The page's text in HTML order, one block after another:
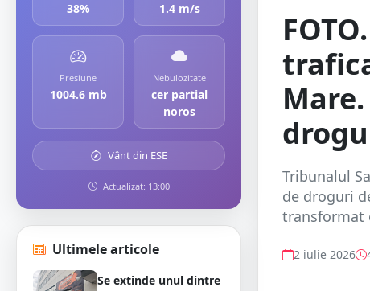
38% 1.4 m/s
Presiune
1004.6 mb
Nebulozitate
cer partial
noros
Vânt din ESE
Actualizat: 13:00
Ultimele articole
Se extinde unul dintre
Tribunalul
de droguri
transformat
2 iulie 2026